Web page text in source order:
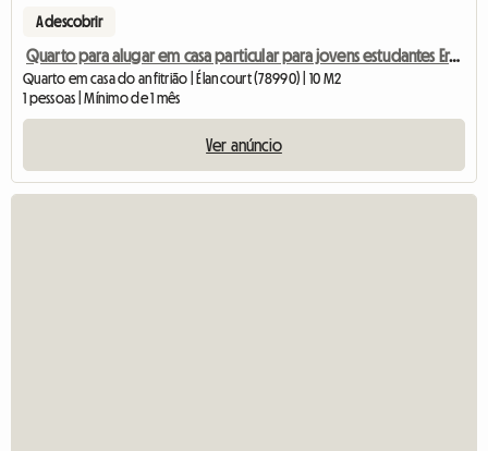
A descobrir
Quarto para alugar em casa particular para jovens estudantes Erasmus
Quarto em casa do anfitrião | Élancourt (78990) | 10 M2
1 pessoas | Mínimo de 1 mês
Ver anúncio